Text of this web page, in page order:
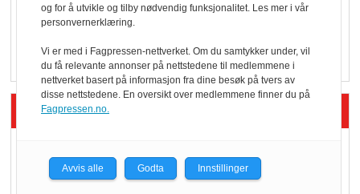
Vokser med ferdigmat
i dagligvare
Siste artikler - Butikk i praksis
Rema-flaggskip
dundrer videre
og for å utvikle og tilby nødvendig funksjonalitet. Les mer i vår
personvernerklæring.
Vi er med i Fagpressen-nettverket. Om du samtykker under, vil
du få relevante annonser på nettstedene til medlemmene i
nettverket basert på informasjon fra dine besøk på tvers av
disse nettstedene. En oversikt over medlemmene finner du på
Fagpressen.no.
Avvis alle Godta Innstillinger